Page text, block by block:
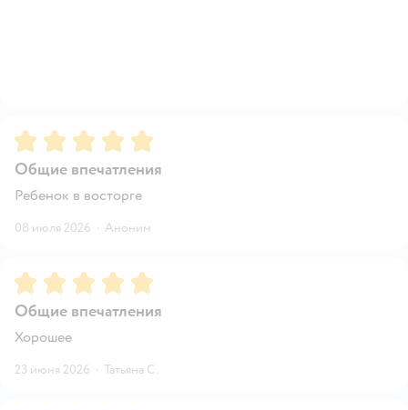
Рейтинг:5
Общие впечатления
Ребенок в восторге
08 июля 2026 · Аноним
Рейтинг:5
Общие впечатления
Хорошее
23 июня 2026 · Татьяна С.